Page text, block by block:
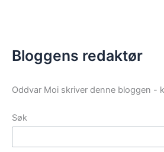
Bloggens redaktør
Oddvar Moi skriver denne bloggen -
Søk